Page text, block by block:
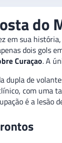
do
sua
dois gols
Curaçao. A
dupla de
com uma
é a